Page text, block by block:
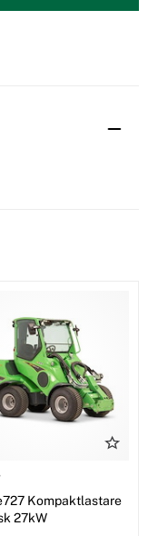
Kompaktlastare
27kW